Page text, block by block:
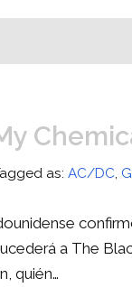
as:AC/DC,
a The
quién…